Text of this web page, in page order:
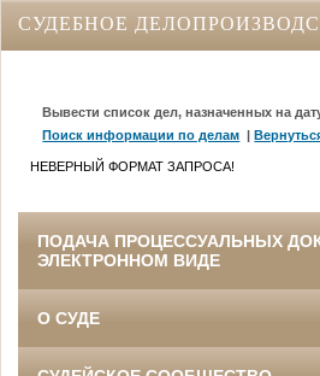
СУДЕБНОЕ
Вывести список дел, назначенных на
Поиск информации по делам |
НЕВЕРНЫЙ ФОРМАТ ЗАПРОСА!
ПОДАЧА ПРОЦЕССУАЛЬНЫХ
ЭЛЕКТРОННОМ ВИДЕ
О СУДЕ